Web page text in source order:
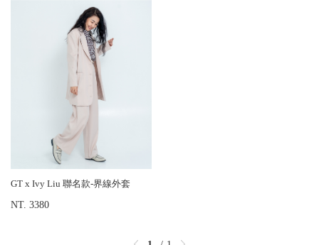
GT x Ivy Liu 聯名款-界線外套
NT. 3380